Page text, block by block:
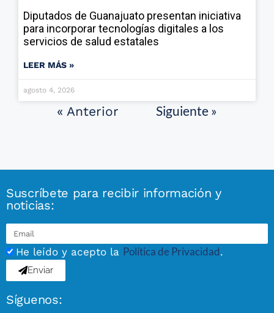
Diputados de Guanajuato presentan iniciativa
para incorporar tecnologías digitales a los
servicios de salud estatales
LEER MÁS »
agosto 4, 2026
« Anterior Siguiente »
Suscríbete para recibir información y
noticias:
He leído y acepto la Política de Privacidad.
Enviar
Síguenos: